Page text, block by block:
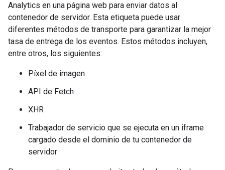
Analytics en una página web para enviar datos al
contenedor de servidor. Esta etiqueta puede usar
diferentes métodos de transporte para garantizar la mejor
tasa de entrega de los eventos. Estos métodos incluyen,
entre otros, los siguientes:
Píxel de imagen
API de Fetch
XHR
Trabajador de servicio que se ejecuta en un iframe
cargado desde el dominio de tu contenedor de
servidor